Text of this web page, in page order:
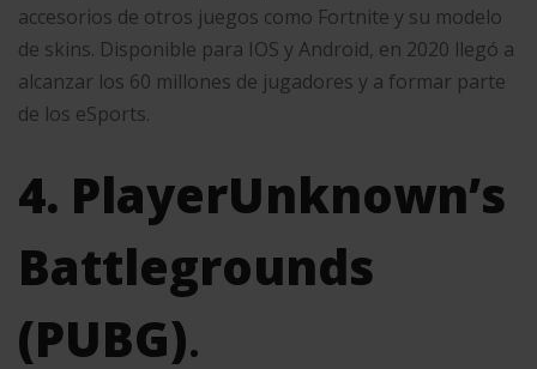
accesorios de otros juegos como Fortnite y su modelo
de skins. Disponible para IOS y Android, en 2020 llegó a
alcanzar los 60 millones de jugadores y a formar parte
de los eSports.
4. PlayerUnknown’s
Battlegrounds
(PUBG).